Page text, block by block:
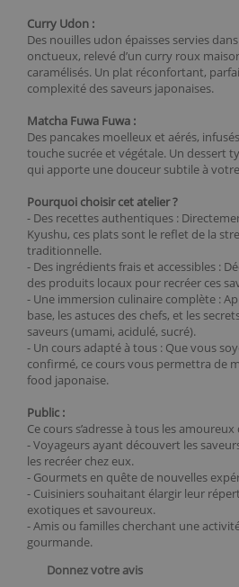
Curry Udon :
Des nouilles udon épaisses servies
onctueux, relevé d’un curry roux
caramélisés. Un plat réconfortant,
complexité des saveurs japonaises.
Matcha Fuwa Fuwa :
Des pancakes moelleux et aérés,
touche sucrée et végétale. Un dessert
qui apporte une douceur subtile à
Pourquoi choisir cet atelier ?
- Des recettes authentiques :
Kyushu, ces plats sont le reflet de la
traditionnelle.
- Des ingrédients frais et accessibles :
des produits locaux pour recréer ces
- Une immersion culinaire complète :
base, les astuces des chefs, et les
saveurs (umami, acidulé, sucré).
- Un cours adapté à tous : Que vous
confirmé, ce cours vous permettra de
food japonaise.
Public :
Ce cours s’adresse à tous les
- Voyageurs ayant découvert les
les recréer chez eux.
- Gourmets en quête de nouvelles
- Cuisiniers souhaitant élargir leur
exotiques et savoureux.
- Amis ou familles cherchant une
gourmande.
Donnez votre avis